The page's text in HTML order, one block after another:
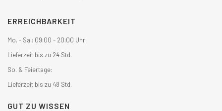
ERREICHBARKEIT
Mo. - Sa.: 09:00 - 20:00 Uhr
Lieferzeit bis zu 24 Std.
So. & Feiertage:
Lieferzeit bis zu 48 Std.
GUT ZU WISSEN